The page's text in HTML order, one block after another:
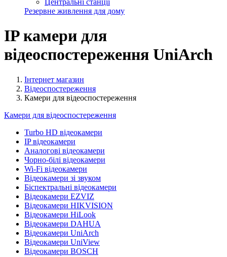
Резервне живлення для дому
IP камери для
відеоспостереження UniArch
Інтернет магазин
Відеоспостереження
Камери для відеоспостереження
Камери для відеоспостереження
Turbo HD відеокамери
IP відеокамери
Аналогові відеокамери
Чорно-білі відеокамери
Wi-Fi відеокамери
Відеокамери зі звуком
Біспектральні відеокамери
Відеокамери EZVIZ
Відеокамери HIKVISION
Відеокамери HiLook
Відеокамери DAHUA
Відеокамери UniArch
Відеокамери UniView
Відеокамери BOSCH